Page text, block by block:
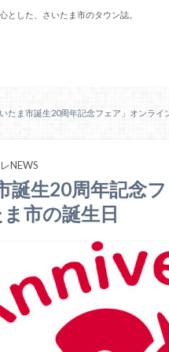
とした、さいたま市のタウン誌。
いたま市誕生20周年記念フェア」オンラ
NEWS
誕生20周年記
市の誕生日